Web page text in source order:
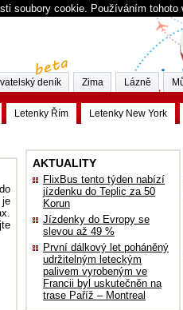
soubory cookie. Používáním
AKTUALITY
FlixBus tento týden nabízí
jízdenku do Teplic za 50
Korun
Jízdenky do Evropy se
slevou až 49 %
První dálkový let poháněný
udržitelným leteckým
palivem vyrobeným ve
Francii byl uskutečněn na
trase Paříž – Montreal
Letenky Řím Letenky New York
deník Zima Lázně